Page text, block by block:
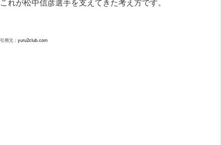
これが松中信彦選手を支えてきた考え方です。
引用元： yuru2club.com